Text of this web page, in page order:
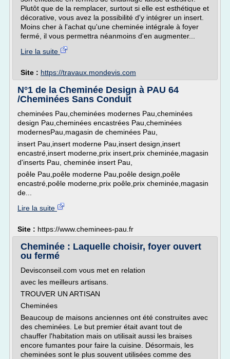
Plutôt que de la remplacer, surtout si elle est esthétique et
décorative, vous avez la possibilité d'y intégrer un insert.
Moins cher à l'achat qu'une cheminée intégrale à foyer
fermé, il vous permettra néanmoins d'en augmenter...
Lire la suite
Site : https://travaux.mondevis.com
N°1 de la Cheminée Design à PAU 64
/Cheminées Sans Conduit
cheminées Pau,cheminées modernes Pau,cheminées
design Pau,cheminées encastrées Pau,cheminées
modernesPau,magasin de cheminées Pau,
insert Pau,insert moderne Pau,insert design,insert
encastré,insert moderne,prix insert,prix cheminée,magasin
d'inserts Pau, cheminée insert Pau,
poêle Pau,poêle moderne Pau,poêle design,poêle
encastré,poêle moderne,prix poêle,prix cheminée,magasin
de...
Lire la suite
Site : https://www.cheminees-pau.fr
Cheminée : Laquelle choisir, foyer ouvert
ou fermé
Devisconseil.com vous met en relation
avec les meilleurs artisans.
TROUVER UN ARTISAN
Cheminées
Beaucoup de maisons anciennes ont été construites avec
des cheminées. Le but premier était avant tout de
chauffer l'habitation mais on utilisait aussi les braises
encore fumantes pour faire la cuisine. Désormais, les
cheminées sont le plus souvent utilisées comme des